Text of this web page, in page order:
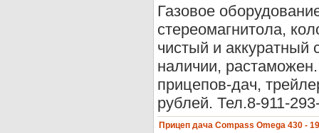
Газовое
стереомагнитола,
чистый и
наличии,
прицепов-дач,
рублей. Тел.8-911-
Прицеп дача Compass Omega 430 -